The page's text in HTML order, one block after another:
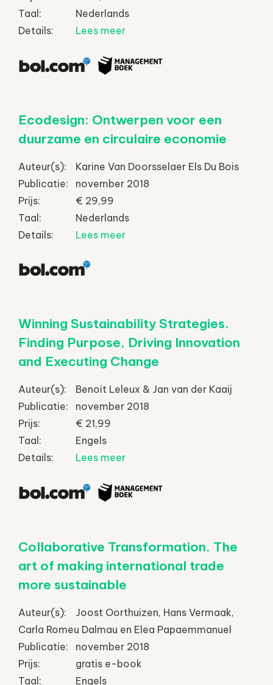
Taal:
Nederlands
Details:
Lees meer
Ecodesign: Ontwerpen voor een
duurzame en circulaire economie
Auteur(s):
Karine Van Doorsselaer Els Du Bois
Publicatie:
november 2018
Prijs:
€ 29,99
Taal:
Nederlands
Details:
Lees meer
Winning Sustainability Strategies.
Finding Purpose, Driving Innovation
and Executing Change
Auteur(s):
Benoit Leleux & Jan van der Kaaij
Publicatie:
november 2018
Prijs:
€ 21,99
Taal:
Engels
Details:
Lees meer
Collaborative Transformation. The
art of making international trade
more sustainable
Auteur(s):
Joost Oorthuizen, Hans Vermaak,
Carla Romeu Dalmau en Elea Papaemmanuel
Publicatie:
november 2018
Prijs:
gratis e-book
Taal:
Engels